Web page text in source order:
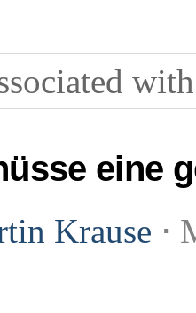
eine
Krause ⋅